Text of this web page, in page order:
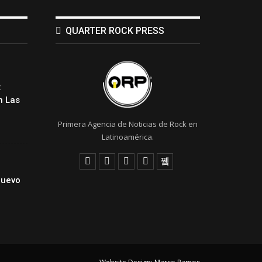
Las
QUARTER ROCK PRESS
Primera Agencia de Noticias de Rock en
Latinoamérica.